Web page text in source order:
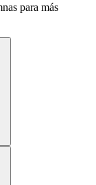
para más